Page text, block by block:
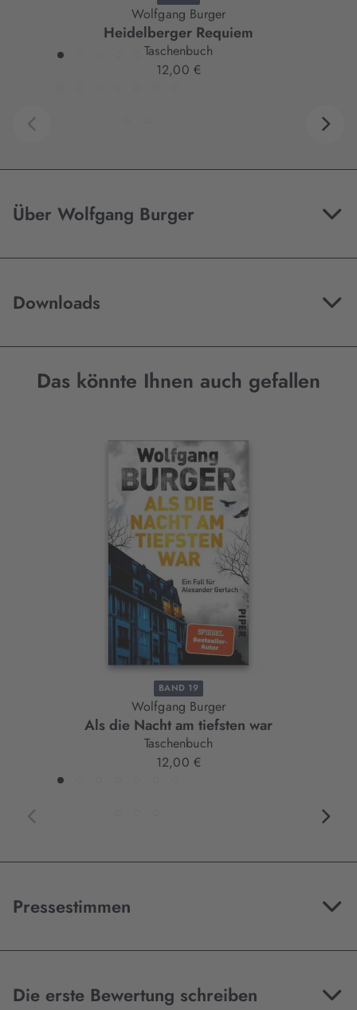
Wolfgang Burger
Heidelberger Requiem
Taschenbuch
12,00 €
Über Wolfgang Burger
Downloads
Das könnte Ihnen auch gefallen
Interaktives
BAND 19
Wolfgang Burger
Als die Nacht am tiefsten war
Taschenbuch
12,00 €
Pressestimmen
Die erste Bewertung schreiben